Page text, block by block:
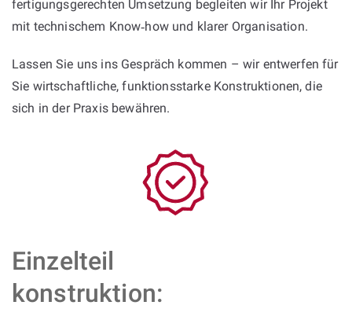
fertigungsgerechten Umsetzung begleiten wir Ihr Projekt
mit technischem Know‑how und klarer Organisation.
Lassen Sie uns ins Gespräch kommen – wir entwerfen für
Sie wirtschaftliche, funktionsstarke Konstruktionen, die
sich in der Praxis bewähren.
Einzelteil
konstruktion: